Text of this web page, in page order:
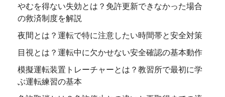
やむを得ない失効とは？免許更新できなかった場合
の救済制度を解説
夜間とは？運転で特に注意したい時間帯と安全対策
目視とは？運転中に欠かせない安全確認の基本動作
模擬運転装置トレーチャーとは？教習所で最初に学
ぶ運転練習の基本